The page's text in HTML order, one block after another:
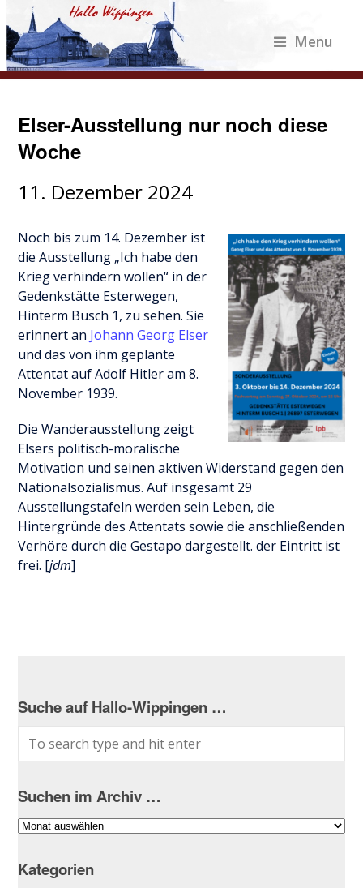
Menu
Elser-Ausstellung nur noch diese
Woche
11. Dezember 2024
Noch bis zum 14. Dezember ist
die Ausstellung „Ich habe den
Krieg verhindern wollen“ in der
Gedenkstätte Esterwegen,
Hinterm Busch 1, zu sehen. Sie
erinnert an Johann Georg Elser
und das von ihm geplante
Attentat auf Adolf Hitler am 8.
November 1939.
Die Wanderausstellung zeigt
Elsers politisch-moralische
Motivation und seinen aktiven Widerstand gegen den
Nationalsozialismus. Auf insgesamt 29
Ausstellungstafeln werden sein Leben, die
Hintergründe des Attentats sowie die anschließenden
Verhöre durch die Gestapo dargestellt. der Eintritt ist
frei. [jdm]
Suche auf Hallo-Wippingen …
Suchen im Archiv …
Suchen
Archiv
Kategorien